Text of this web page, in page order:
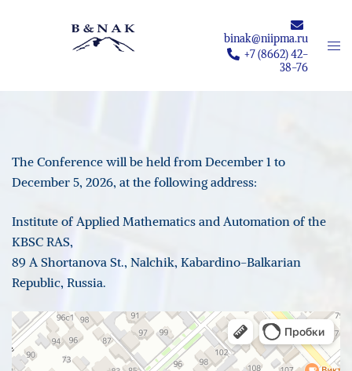
binak@niipma.ru
+7 (8662) 42-
38-76
The Conference will be held from December 1 to
December 5, 2026, at the following address:
Institute of Applied Mathematics and Automation of the
KBSC RAS,
89 A Shortanova St., Nalchik, Kabardino-Balkarian
Republic, Russia.